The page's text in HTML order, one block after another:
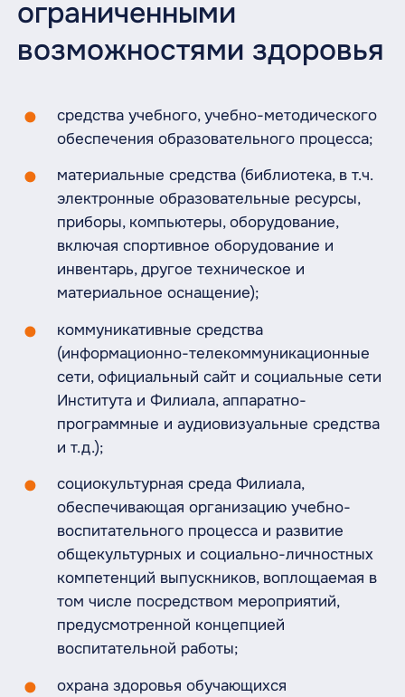
ограниченными
возможностями здоровья
средства учебного, учебно-методического
обеспечения образовательного процесса;
материальные средства (библиотека, в т.ч.
электронные образовательные ресурсы,
приборы, компьютеры, оборудование,
включая спортивное оборудование и
инвентарь, другое техническое и
материальное оснащение);
коммуникативные средства
(информационно-телекоммуникационные
сети, официальный сайт и социальные сети
Института и Филиала, аппаратно-
программные и аудиовизуальные средства
и т.д.);
социокультурная среда Филиала,
обеспечивающая организацию учебно-
воспитательного процесса и развитие
общекультурных и социально-личностных
компетенций выпускников, воплощаемая в
том числе посредством мероприятий,
предусмотренной концепцией
воспитательной работы;
охрана здоровья обучающихся